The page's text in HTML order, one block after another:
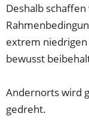
Deshalb
extrem
bewusst
Andernorts wird
gedreht.